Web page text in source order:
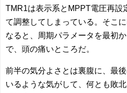
TMR1は表示系とMPPT電圧再設
て調整してしまっている。そこ
なると、周期パラメータを最初
で、頭の痛いところだ。
前半の気分よさとは裏腹に、最
いるような気がして、何とも敗